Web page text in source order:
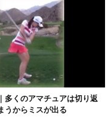
多くのアマチュアは切り返
うからミスが出る